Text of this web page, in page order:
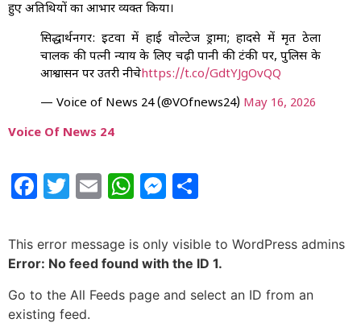
हुए अतिथियों का आभार व्यक्त किया।
सिद्धार्थनगर: इटवा में हाई वोल्टेज ड्रामा; हादसे में मृत ठेला
चालक की पत्नी न्याय के लिए चढ़ी पानी की टंकी पर, पुलिस के
आश्वासन पर उतरी नीचेhttps://t.co/GdtYJgOvQQ
— Voice of News 24 (@VOfnews24) May 16, 2026
Voice Of News 24
Facebook
Twitter
EmailWhatsApp
Messenger
This error message is only visible to WordPress admins
Error: No feed found with the ID 1.
Go to the All Feeds page and select an ID from an
existing feed.